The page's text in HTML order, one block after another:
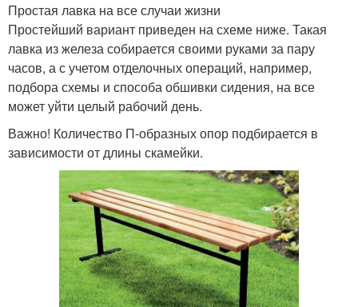
Простая лавка на все случаи жизни
Простейший вариант приведен на схеме ниже. Такая
лавка из железа собирается своими руками за пару
часов, а с учетом отделочных операций, например,
подбора схемы и способа обшивки сидения, на все
может уйти целый рабочий день.
Важно! Количество П-образных опор подбирается в
зависимости от длины скамейки.